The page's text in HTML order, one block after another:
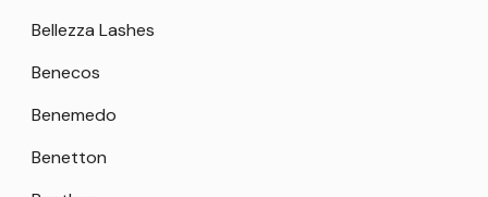
Bellezza Lashes
Benecos
Benemedo
Benetton